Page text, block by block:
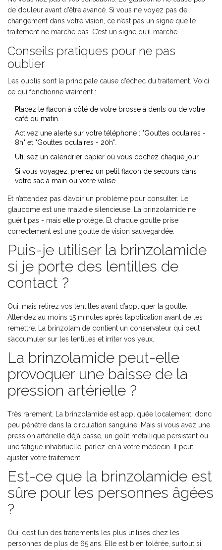
de douleur avant d’être avancé. Si vous ne voyez pas de
changement dans votre vision, ce n’est pas un signe que le
traitement ne marche pas. C’est un signe qu’il marche.
Conseils pratiques pour ne pas
oublier
Les oublis sont la principale cause d’échec du traitement. Voici
ce qui fonctionne vraiment :
Placez le flacon à côté de votre brosse à dents ou de votre
café du matin.
Activez une alerte sur votre téléphone : "Gouttes oculaires -
8h" et "Gouttes oculaires - 20h".
Utilisez un calendrier papier où vous cochez chaque jour.
Si vous voyagez, prenez un petit flacon de secours dans
votre sac à main ou votre valise.
Et n’attendez pas d’avoir un problème pour consulter. Le
glaucome est une maladie silencieuse. La brinzolamide ne
guérit pas - mais elle protège. Et chaque goutte prise
correctement est une goutte de vision sauvegardée.
Puis-je utiliser la brinzolamide
si je porte des lentilles de
contact ?
Oui, mais retirez vos lentilles avant d’appliquer la goutte.
Attendez au moins 15 minutes après l’application avant de les
remettre. La brinzolamide contient un conservateur qui peut
s’accumuler sur les lentilles et irriter vos yeux.
La brinzolamide peut-elle
provoquer une baisse de la
pression artérielle ?
Très rarement. La brinzolamide est appliquée localement, donc
peu pénètre dans la circulation sanguine. Mais si vous avez une
pression artérielle déjà basse, un goût métallique persistant ou
une fatigue inhabituelle, parlez-en à votre médecin. Il peut
ajuster votre traitement.
Est-ce que la brinzolamide est
sûre pour les personnes âgées
?
Oui, c’est l’un des traitements les plus utilisés chez les
personnes de plus de 65 ans. Elle est bien tolérée, surtout si